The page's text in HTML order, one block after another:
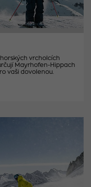
vrcholcích
Mayrhofen-Hippach
vaši dovolenou.